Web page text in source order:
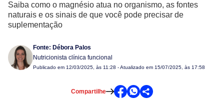
Saiba como o magnésio atua no organismo, as fontes
naturais e os sinais de que você pode precisar de
suplementação
Fonte: Débora Palos
Nutricionista clínica funcional
Publicado em 12/03/2025, às 11:28 - Atualizado em 15/07/2025, às 17:58
Compartilhe